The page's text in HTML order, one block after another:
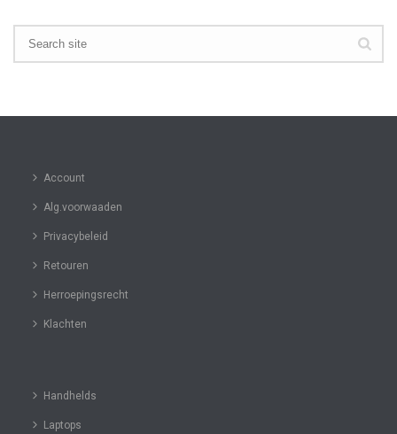
Account
Alg.voorwaaden
Privacybeleid
Retouren
Herroepingsrecht
Klachten
Handhelds
Laptops